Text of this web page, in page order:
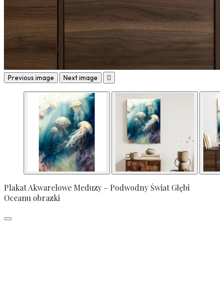
Previous image Next image 
Plakat Akwarelowe Meduzy – Podwodny Świat Głębi
Oceanu obrazki